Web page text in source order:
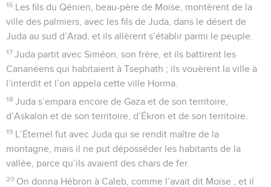
16 Les fils du Qénien, beau-père de Moïse, montèrent de la
ville des palmiers, avec les fils de Juda, dans le désert de
Juda au sud d’Arad, et ils allèrent s’établir parmi le peuple.
17 Juda partit avec Siméon, son frère, et ils battirent les
Cananéens qui habitaient à Tsephath ; ils vouèrent la ville à
l’interdit et l’on appela cette ville Horma.
18 Juda s’empara encore de Gaza et de son territoire,
d’Askalon et de son territoire, d’Ékron et de son territoire.
19 L’Éternel fut avec Juda qui se rendit maître de la
montagne, mais il ne put déposséder les habitants de la
vallée, parce qu’ils avaient des chars de fer.
20 On donna Hébron à Caleb, comme l’avait dit Moïse ; et il